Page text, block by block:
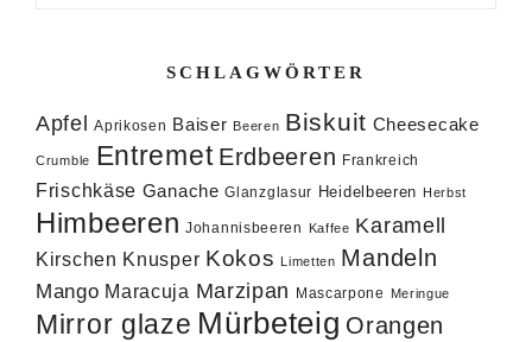
SCHLAGWÖRTER
Apfel Aprikosen Baiser Beeren Biskuit Cheesecake
Crumble Entremet Erdbeeren Frankreich
Frischkäse Ganache Glanzglasur Heidelbeeren Herbst
Himbeeren Johannisbeeren Kaffee Karamell
Kirschen Knusper Kokos Limetten Mandeln
Mango Maracuja Marzipan Mascarpone Meringue
Mirror glaze Mürbeteig Orangen